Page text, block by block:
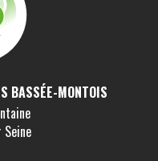
BASSÉE-MONTOIS